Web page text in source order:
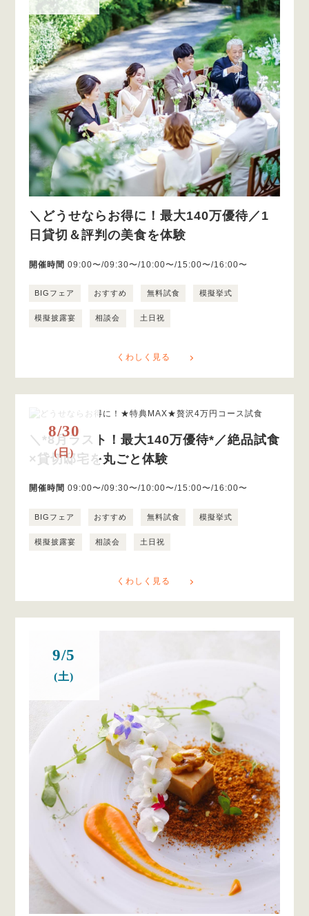
＼どうせならお得に！最大140万優待／1
日貸切＆評判の美食を体験
開催時間 09:00〜/09:30〜/10:00〜/15:00〜/16:00〜
BIGフェア おすすめ 無料試食 模擬挙式
模擬披露宴 相談会 土日祝
くわしく見る
8/30
(日)
＼*8月ラスト！最大140万優待*／絶品試食
×貸切邸宅を丸ごと体験
開催時間 09:00〜/09:30〜/10:00〜/15:00〜/16:00〜
BIGフェア おすすめ 無料試食 模擬挙式
模擬披露宴 相談会 土日祝
くわしく見る
9/5
(土)